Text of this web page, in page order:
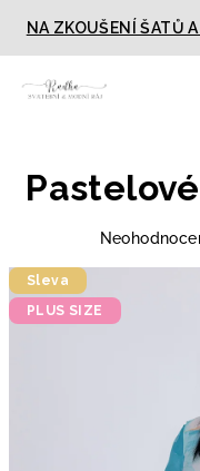
obsah
NA ZKOUŠENÍ ŠATŮ
Průměrné
je
0,0
Sleva
PLUS SIZE